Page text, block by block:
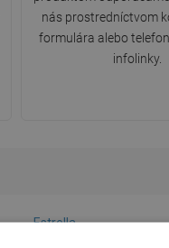
nás prostredníctvom
formulára alebo
infolinky.
Estrella